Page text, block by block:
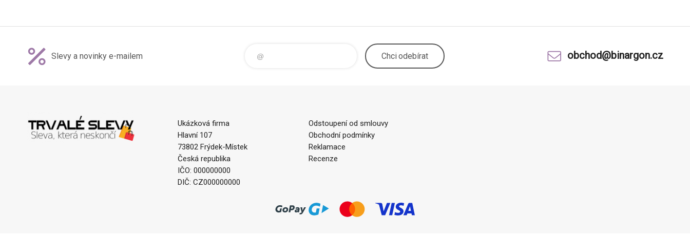
Slevy a novinky e-mailem Chciodebírat obchod@binargon.cz
Ukázková firma
Hlavní 107
73802 Frýdek-Místek
Česká republika
IČO: 000000000
DIČ: CZ000000000
Odstoupení od smlouvy
Obchodní podmínky
Reklamace
Recenze